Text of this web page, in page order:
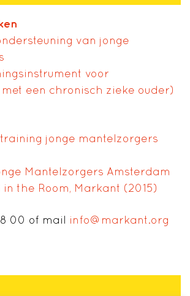
van jonge
voor
een chronisch zieke ouder)
jonge mantelzorgers
Mantelzorgers Amsterdam
the Room, Markant (2015)
00 of mail info@markant.org